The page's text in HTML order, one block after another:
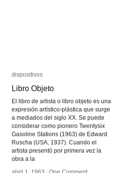
dispositivos
Libro Objeto
El libro de artista o libro objeto es una
expresión artístico-plástica que surge
a mediados del siglo XX. Se puede
considerar como pionero Twentysix
Gasoline Stations (1963) de Edward
Ruscha (USA, 1937). Cuando el
artista presentó por primera vez la
obra a la
dispositivos
Libro Objeto